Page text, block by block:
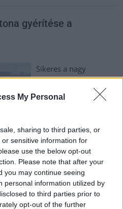
My Personal
sharing to third parties, or
sensitive information for
use the below opt-out
Please note that after your
you may continue seeing
personal information utilized by
to third parties prior to
opt-out of the further
gyérítése a
Sikeres a nagy
kárókatona gyérítése a
csongrádi vizeken A
Szövetsége (HECSMSZ)
és a Mártélyi
Horgászegyesület
Kornél Vadásztársaság
eredményes riasztást, illetve
holtágon a napokban. A
megjelenését folyamatosan